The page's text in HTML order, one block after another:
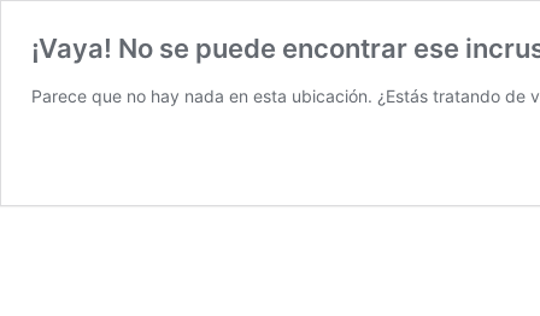
¡Vaya! No se puede encontrar ese
Parece que no hay nada en esta ubicación. ¿Estás tratando de